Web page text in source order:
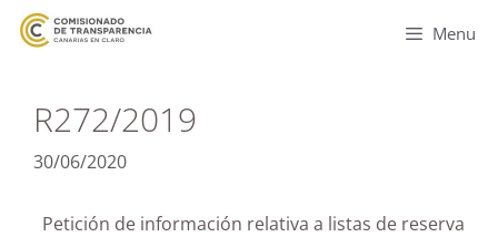
Menu
R272/2019
30/06/2020
Petición de información relativa a listas de reserva